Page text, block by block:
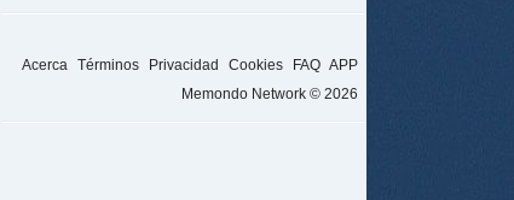
Acerca Términos Privacidad Cookies FAQ APP
Memondo Network © 2026